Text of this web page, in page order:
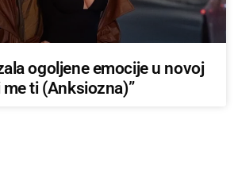
ogoljene emocije u novoj
ti (Anksiozna)”